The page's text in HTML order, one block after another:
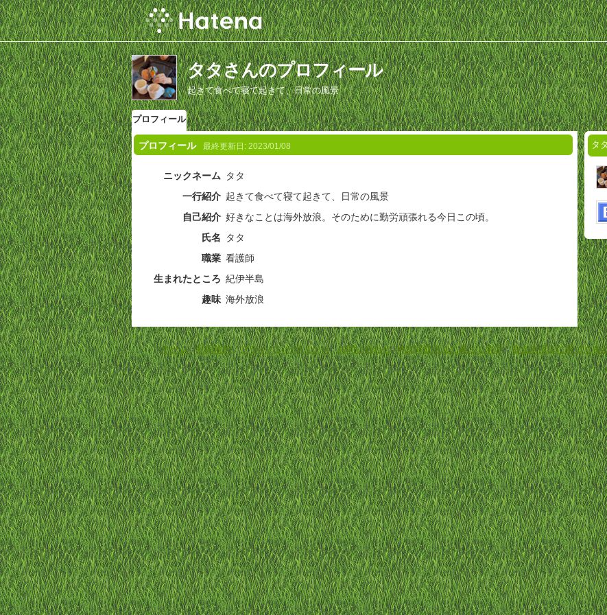
タタさんのプロフィール
起きて食べて寝て起きて、日常の風景
プロフィール
プロフィール 最終更新日: 2023/01/08
ニックネーム タタ
一行紹介 起きて食べて寝て起きて、日常の風景
自己紹介 好きなことは海外放浪。そのために勤労頑張れる今日この頃。
氏名
タタ
職業 看護師
生まれたところ 紀伊半島
趣味 海外放浪
タ
ホーム-利用規約-プライバシーポリシー-お問い合わせ-特定商取引法に基づく表示-資金決済法に基づく表